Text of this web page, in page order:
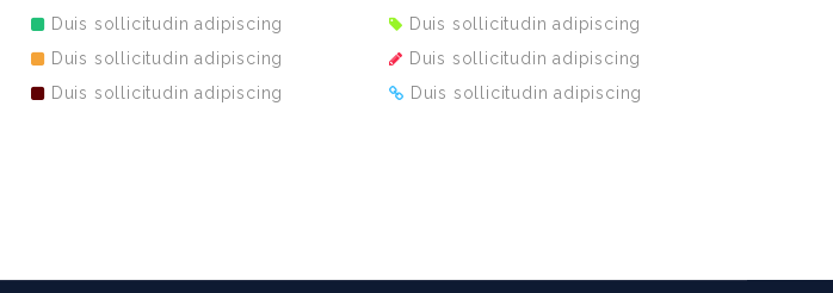
Duis sollicitudin adipiscing
Duis sollicitudin adipiscing
Duis sollicitudin adipiscing
Duis sollicitudin adipiscing
Duis sollicitudin adipiscing
Duis sollicitudin adipiscing